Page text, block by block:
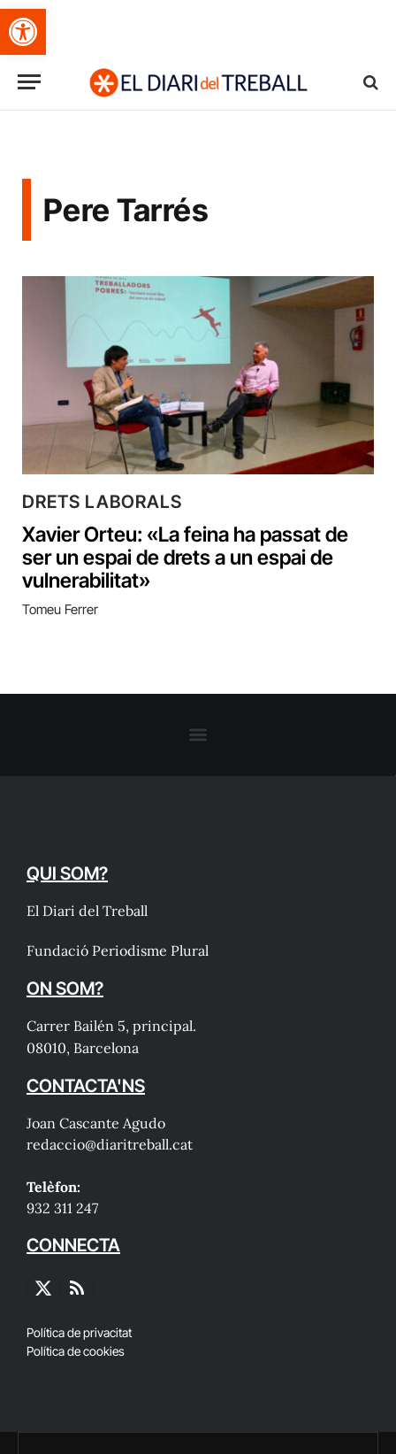
Obre la barra d'eines
Pere Tarrés
DRETS LABORALS
Xavier Orteu: «La feina ha passat de
ser un espai de drets a un espai de
vulnerabilitat»
Tomeu Ferrer
QUI SOM?
El Diari del Treball
Fundació Periodisme Plural
ON SOM?
Carrer Bailén 5, principal.
08010, Barcelona
CONTACTA'NS
Joan Cascante Agudo
redaccio@diaritreball.cat
Telèfon:
932 311 247
CONNECTA
X
RSS
Política de privacitat
Política de cookies